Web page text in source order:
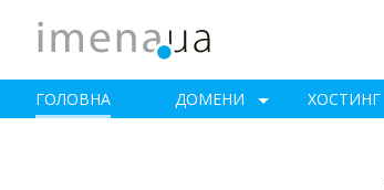
ГОЛОВНА ДОМЕНИ ХОСТИНГ